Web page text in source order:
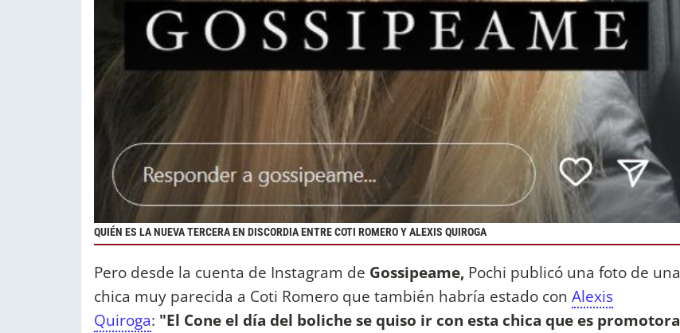
QUIÉN ES LA NUEVA TERCERA EN DISCORDIA ENTRE COTI ROMERO Y ALEXIS QUIROGA
Pero desde la cuenta de Instagram de Gossipeame, Pochi publicó una foto de una
chica muy parecida a Coti Romero que también habría estado con Alexis
Quiroga: "El Cone el día del boliche se quiso ir con esta chica que es promotora